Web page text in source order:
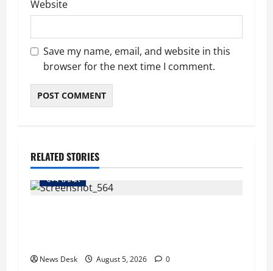
Website
Save my name, email, and website in this
browser for the next time I comment.
RELATED STORIES
राज्य समाचार
News Desk August 5, 2026
0